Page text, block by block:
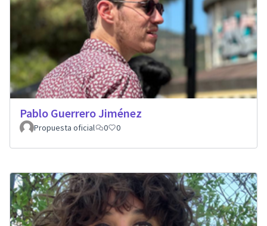
Pablo Guerrero Jiménez
Propuesta oficial 0 0